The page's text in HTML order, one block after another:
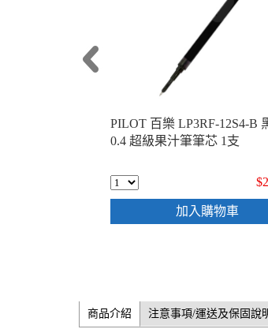
PILOT 百樂 LP3RF-12S4-B
0.4 超級果汁筆筆芯 1支
加入購物車
商品介紹 注意事項/運送及保固說